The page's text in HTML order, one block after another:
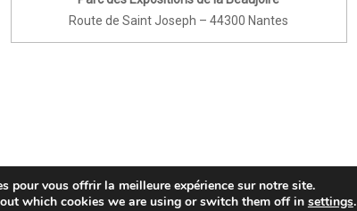
Route de Saint Joseph – 44300 Nantes
pour vous offrir la meilleure expérience sur notre site.
which cookies we are using or switch them off in settings.